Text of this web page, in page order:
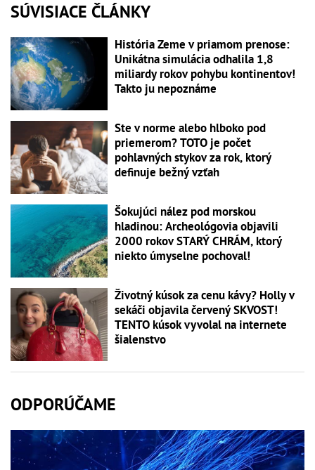
SÚVISIACE ČLÁNKY
História Zeme v priamom prenose:
Unikátna simulácia odhalila 1,8
miliardy rokov pohybu kontinentov!
Takto ju nepoznáme
Ste v norme alebo hlboko pod
priemerom? TOTO je počet
pohlavných stykov za rok, ktorý
definuje bežný vzťah
Šokujúci nález pod morskou
hladinou: Archeológovia objavili
2000 rokov STARÝ CHRÁM, ktorý
niekto úmyselne pochoval!
Životný kúsok za cenu kávy? Holly v
sekáči objavila červený SKVOST!
TENTO kúsok vyvolal na internete
šialenstvo
ODPORÚČAME